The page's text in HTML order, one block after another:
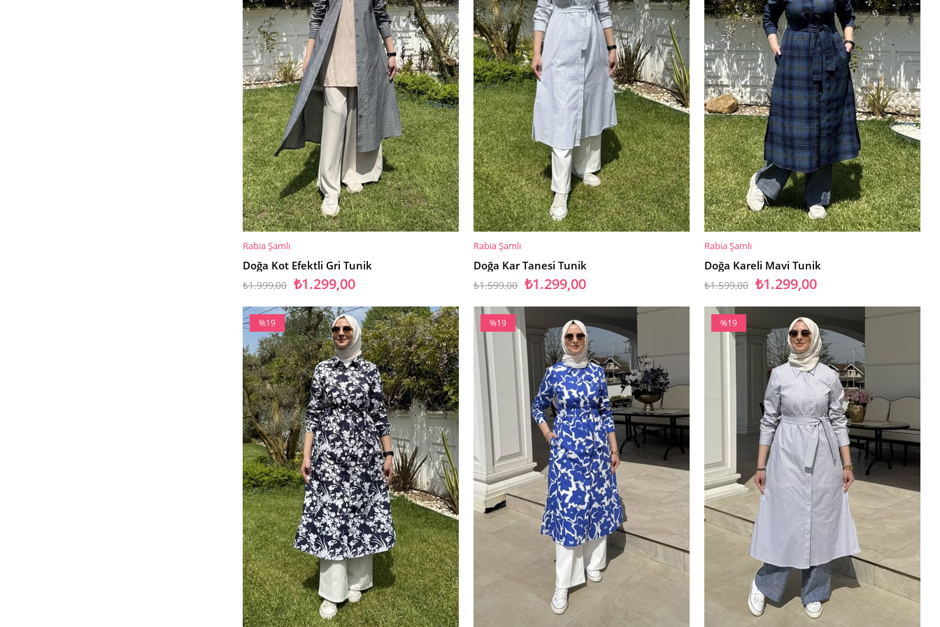
SEPETE EKLE
Rabia Şamlı
Doğa Kot Efektli Gri Tunik
₺1.299,00
₺1.999,00
SEPETE EKLE
Rabia Şamlı
Doğa Kar Tanesi Tunik
₺1.299,00
₺1.599,00
SEPETE EKLE
Rabia Şamlı
Doğa Kareli Mavi Tunik
₺1.299,00
₺1.599,00
%19
İndirim
%19İndirim
%19
İndirim
%19İndirim
%19
İndirim